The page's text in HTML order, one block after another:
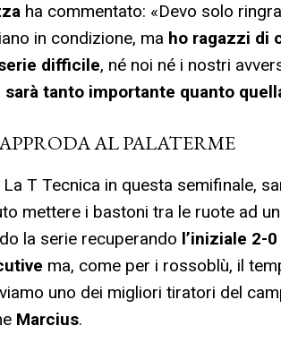
ha commentato: «Devo solo
in condizione, ma ho ragazzi di
difficile, né noi né i nostri
sarà tanto importante quanto
AL PALATERME
La T Tecnica in questa semifinale,
mettere i bastoni tra le ruote ad
la serie recuperando l’iniziale 2-0
ma, come per i rossoblù, il
uno dei migliori tiratori del
Marcius.